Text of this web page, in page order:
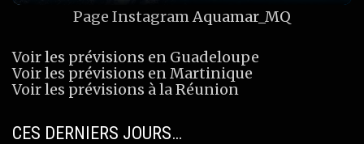
Page Instagram Aquamar_MQ
Voir les prévisions en Guadeloupe
Voir les prévisions en Martinique
Voir les prévisions à la Réunion
CES DERNIERS JOURS…